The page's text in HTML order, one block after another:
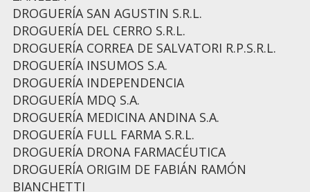
DROGUERÍA SAN AGUSTIN S.R.L.
DROGUERÍA DEL CERRO S.R.L.
DROGUERÍA CORREA DE SALVATORI R.P.S.R.L.
DROGUERÍA INSUMOS S.A.
DROGUERÍA INDEPENDENCIA
DROGUERÍA MDQ S.A.
DROGUERÍA MEDICINA ANDINA S.A.
DROGUERÍA FULL FARMA S.R.L.
DROGUERÍA DRONA FARMACÉUTICA
DROGUERÍA ORIGIM DE FABIÁN RAMÓN
BIANCHETTI